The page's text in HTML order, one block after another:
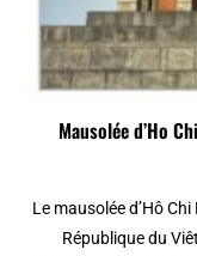
Mausolée d’Ho
Le mausolée d’Hô
République du